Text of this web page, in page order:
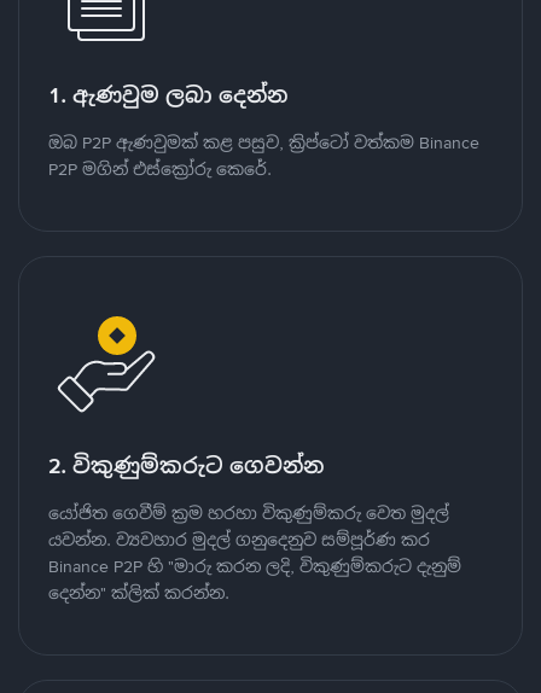
1. ඇණවුම ලබා දෙන්න
ඔබ P2P ඇණවුමක් කළ පසුව, ක්‍රිප්ටෝ වත්කම Binance
P2P මගින් එස්ක්‍රෝරු කෙරේ.
2. විකුණුම්කරුට ගෙවන්න
යෝජිත ගෙවීම් ක්‍රම හරහා විකුණුම්කරු වෙත මුදල්
යවන්න. ව්‍යවහාර මුදල් ගනුදෙනුව සම්පූර්ණ කර
Binance P2P හි "මාරු කරන ලදි, විකුණුම්කරුට දැනුම්
දෙන්න" ක්ලික් කරන්න.